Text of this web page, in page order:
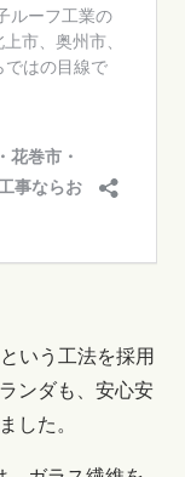
いう工法を採用
ンダも、安心安
した。